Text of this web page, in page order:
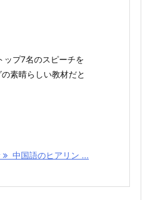
プ7名のスピーチを
素晴らしい教材だと
中国語のヒアリン ...